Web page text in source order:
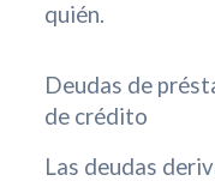
quién.
Deudas de
de crédito
Las deudas